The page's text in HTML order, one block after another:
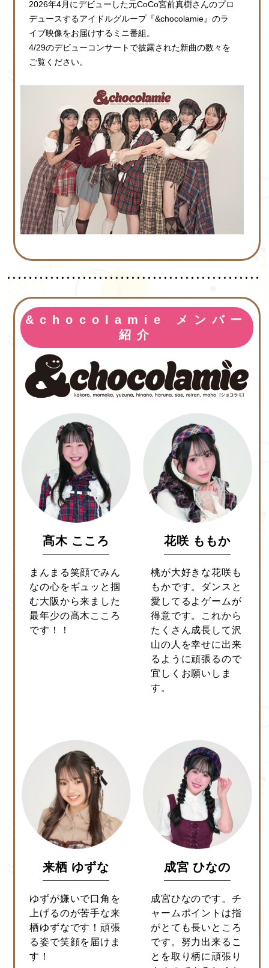
2026年4月にデビューした元CoCo宮前真樹さんのプロ
デュースするアイドルグループ『&chocolamie』のラ
イブ映像をお届けするミニ番組。
4/29のデビューコンサートで披露された新曲の数々を
ご覧ください。
&chocolamie メンバー
紹介
髙木 こころ
まんまる笑顔でみん
なの心をギュッと掴
む大阪から来ました
最年少の髙木こころ
です！！
花咲 ももか
桃が大好きな花咲も
もかです。ダンスと
愛してるよゲームが
得意です。これから
たくさん成長して沢
山の人を幸せに出来
るように頑張るので
宜しくお願いしま
す。
来栖 ゆずな
ゆずが嫌いで口角を
上げるのが苦手な来
栖ゆずなです！頑張
る姿で笑顔を届けま
す！
成宮 ひなの
成宮ひなのです。チ
ャームポイントは指
がとても長いところ
です。努力出来るこ
とを取り柄に頑張り